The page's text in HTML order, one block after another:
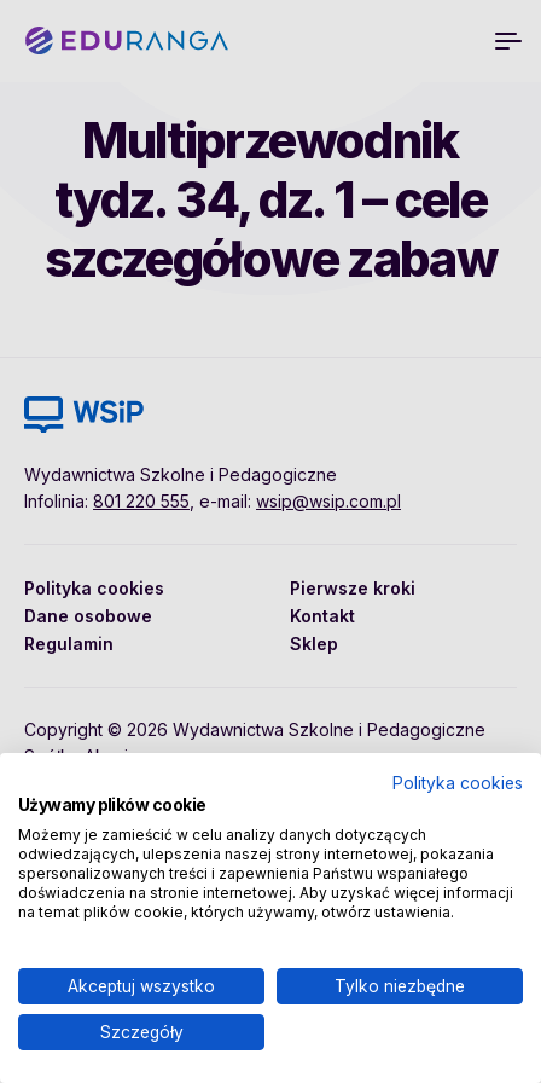
Multiprzewodnik
tydz. 34, dz. 1 – cele
szczegółowe zabaw
Wydawnictwa Szkolne i Pedagogiczne
Infolinia: 801 220 555 , e-mail: wsip@wsip.com.pl
Polityka cookies
Dane osobowe
Regulamin
Pierwsze kroki
Kontakt
Sklep
Copyright © 2026 Wydawnictwa Szkolne i Pedagogiczne
Spółka Akcyjna
Polityka cookies
Używamy plików cookie
Możemy je zamieścić w celu analizy danych dotyczących
odwiedzających, ulepszenia naszej strony internetowej, pokazania
spersonalizowanych treści i zapewnienia Państwu wspaniałego
doświadczenia na stronie internetowej. Aby uzyskać więcej informacji
na temat plików cookie, których używamy, otwórz ustawienia.
Akceptuj wszystko Tylko niezbędne
Szczegóły